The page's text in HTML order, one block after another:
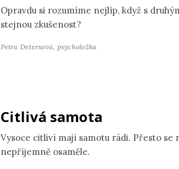
Opravdu si rozumíme nejlíp, když s
stejnou zkušenost?
Petra Detersová, psycholožka
Citlivá samota
Vysoce citliví mají samotu rádi. Přesto se
nepříjemně osaměle.